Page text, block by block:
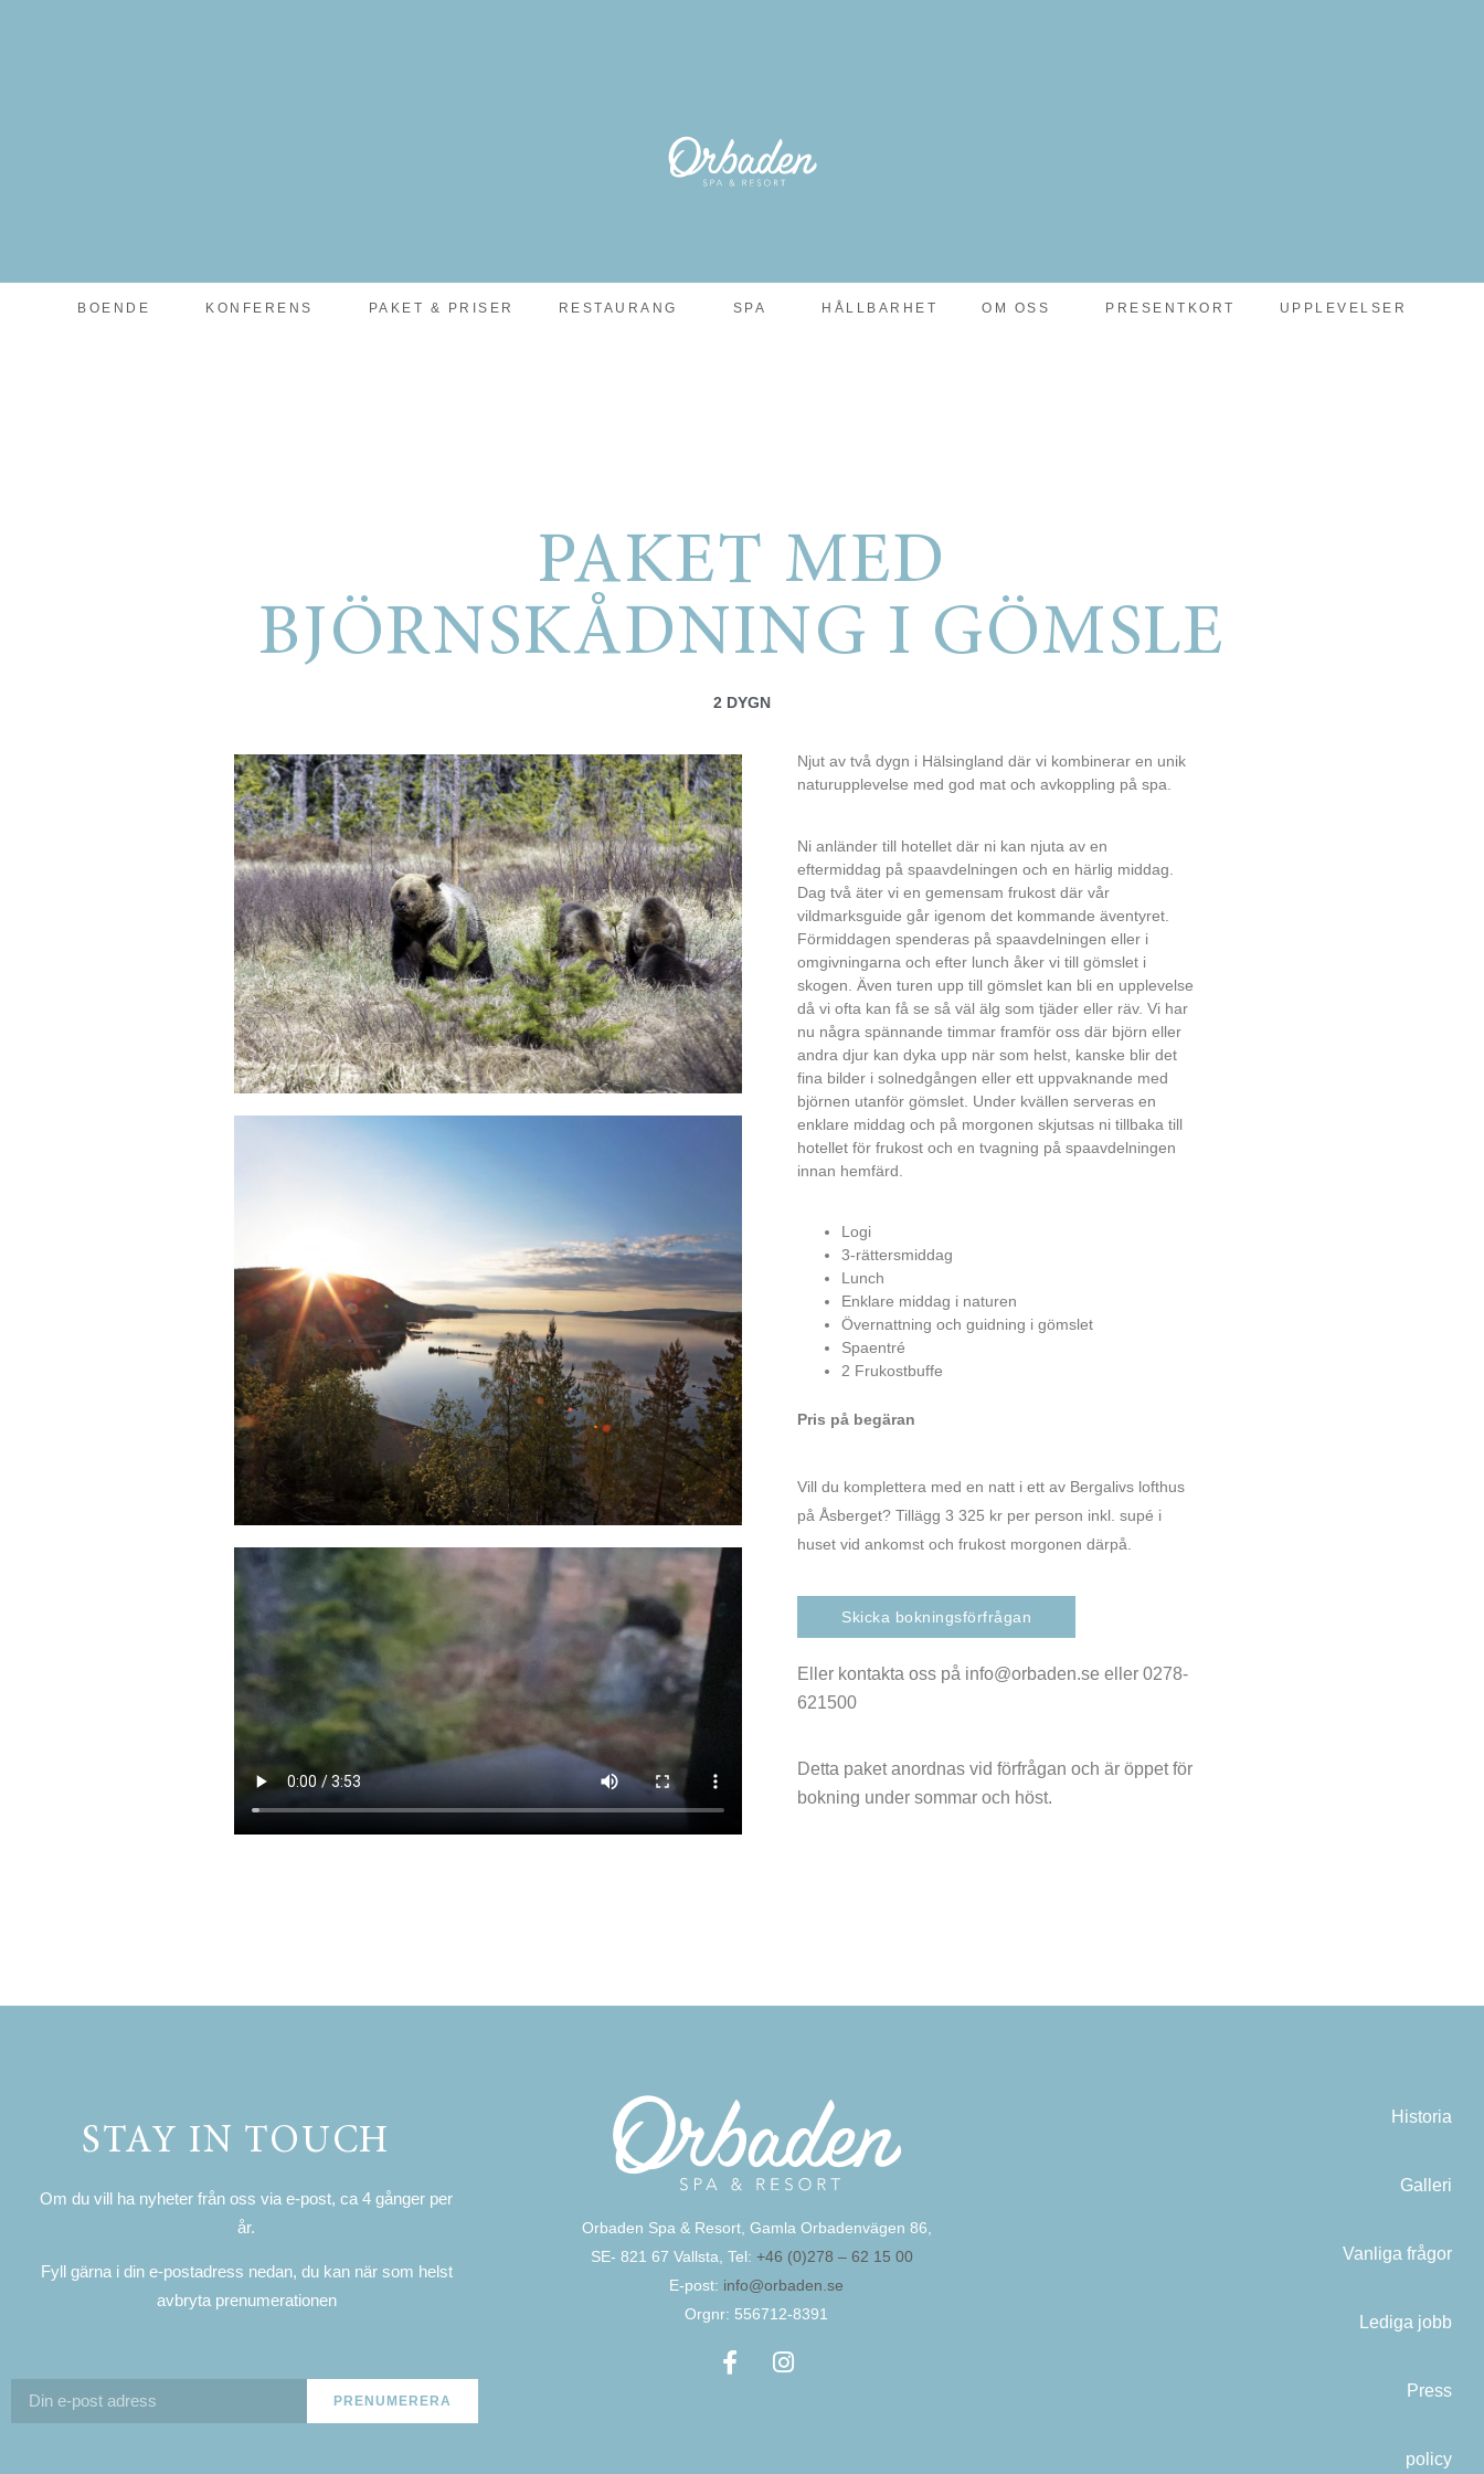
BOENDE KONFERENS PAKET & PRISER RESTAURANG SPA HÅLLBARHET OM OSS PRESENTKORT UPPLEVELSER
PAKET MED
BJÖRNSKÅDNING I GÖMSLE
2 DYGN
Njut av två dygn i Hälsingland där vi kombinerar en unik
naturupplevelse med god mat och avkoppling på spa.
Ni anländer till hotellet där ni kan njuta av en
eftermiddag på spaavdelningen och en härlig middag.
Dag två äter vi en gemensam frukost där vår
vildmarksguide går igenom det kommande äventyret.
Förmiddagen spenderas på spaavdelningen eller i
omgivningarna och efter lunch åker vi till gömslet i
skogen. Även turen upp till gömslet kan bli en upplevelse
då vi ofta kan få se så väl älg som tjäder eller räv. Vi har
nu några spännande timmar framför oss där björn eller
andra djur kan dyka upp när som helst, kanske blir det
fina bilder i solnedgången eller ett uppvaknande med
björnen utanför gömslet. Under kvällen serveras en
enklare middag och på morgonen skjutsas ni tillbaka till
hotellet för frukost och en tvagning på spaavdelningen
innan hemfärd.
Logi
3-rättersmiddag
Lunch
Enklare middag i naturen
Övernattning och guidning i gömslet
Spaentré
2 Frukostbuffe
Pris på begäran
Vill du komplettera med en natt i ett av Bergalivs lofthus
på Åsberget? Tillägg 3 325 kr per person inkl. supé i
huset vid ankomst och frukost morgonen därpå.
Skicka bokningsförfrågan
Eller kontakta oss på info@orbaden.se eller 0278-
621500
Detta paket anordnas vid förfrågan och är öppet för
bokning under sommar och höst.
STAY IN TOUCH
Om du vill ha nyheter från oss via e-post, ca 4 gånger per
år.
Fyll gärna i din e-postadress nedan, du kan när som helst
avbryta prenumerationen
PRENUMERERA
Orbaden Spa & Resort, Gamla Orbadenvägen 86,
SE- 821 67 Vallsta, Tel:+46 (0)278 – 62 15 00
E-post: info@orbaden.se
Orgnr: 556712-8391
Historia
Galleri
Vanliga frågor
Lediga jobb
Press
policy